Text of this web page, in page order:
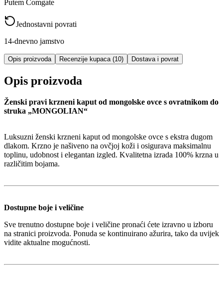
Putem Comgate
Jednostavni povrati
14-dnevno jamstvo
Opis proizvoda Recenzije kupaca (10) Dostava i povrat
Opis proizvoda
Ženski pravi krzneni kaput od mongolske ovce s ovratnikom do
struka „MONGOLIAN“
Luksuzni ženski krzneni kaput od mongolske ovce s ekstra dugom
dlakom. Krzno je našiveno na ovčjoj koži i osigurava maksimalnu
toplinu, udobnost i elegantan izgled. Kvalitetna izrada 100% krzna u
različitim bojama.
Dostupne boje i veličine
Sve trenutno dostupne boje i veličine pronaći ćete izravno u izboru
na stranici proizvoda. Ponuda se kontinuirano ažurira, tako da uvijek
vidite aktualne mogućnosti.